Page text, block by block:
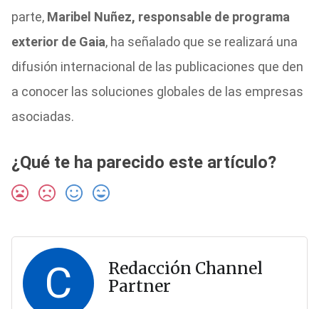
parte, Maribel Nuñez, responsable de programa
exterior de Gaia, ha señalado que se realizará una
difusión internacional de las publicaciones que den
a conocer las soluciones globales de las empresas
asociadas.
¿Qué te ha parecido este artículo?
C
Redacción Channel
Partner